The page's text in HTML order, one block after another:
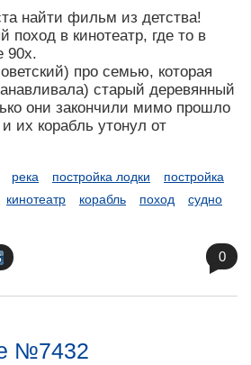
найти фильм из детства!
в кинотеатр, где то в
90х.
про семью, которая
старый деревянный
они закончили мимо прошло
их корабль утонул от
река постройка лодки
постройка
кинотеатр корабль поход судно
0
№7432